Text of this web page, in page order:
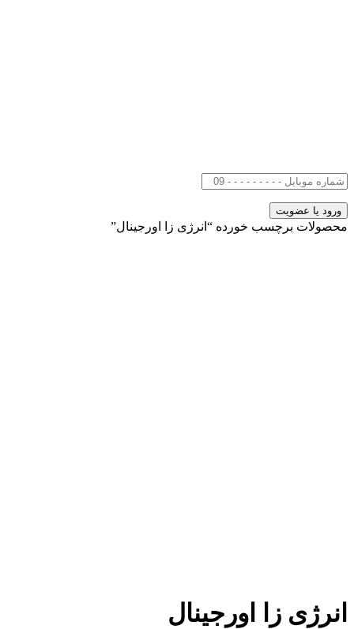
محصولات برچسب خورده “انرژی زا اورجینال”
انرژی زا اورجینال